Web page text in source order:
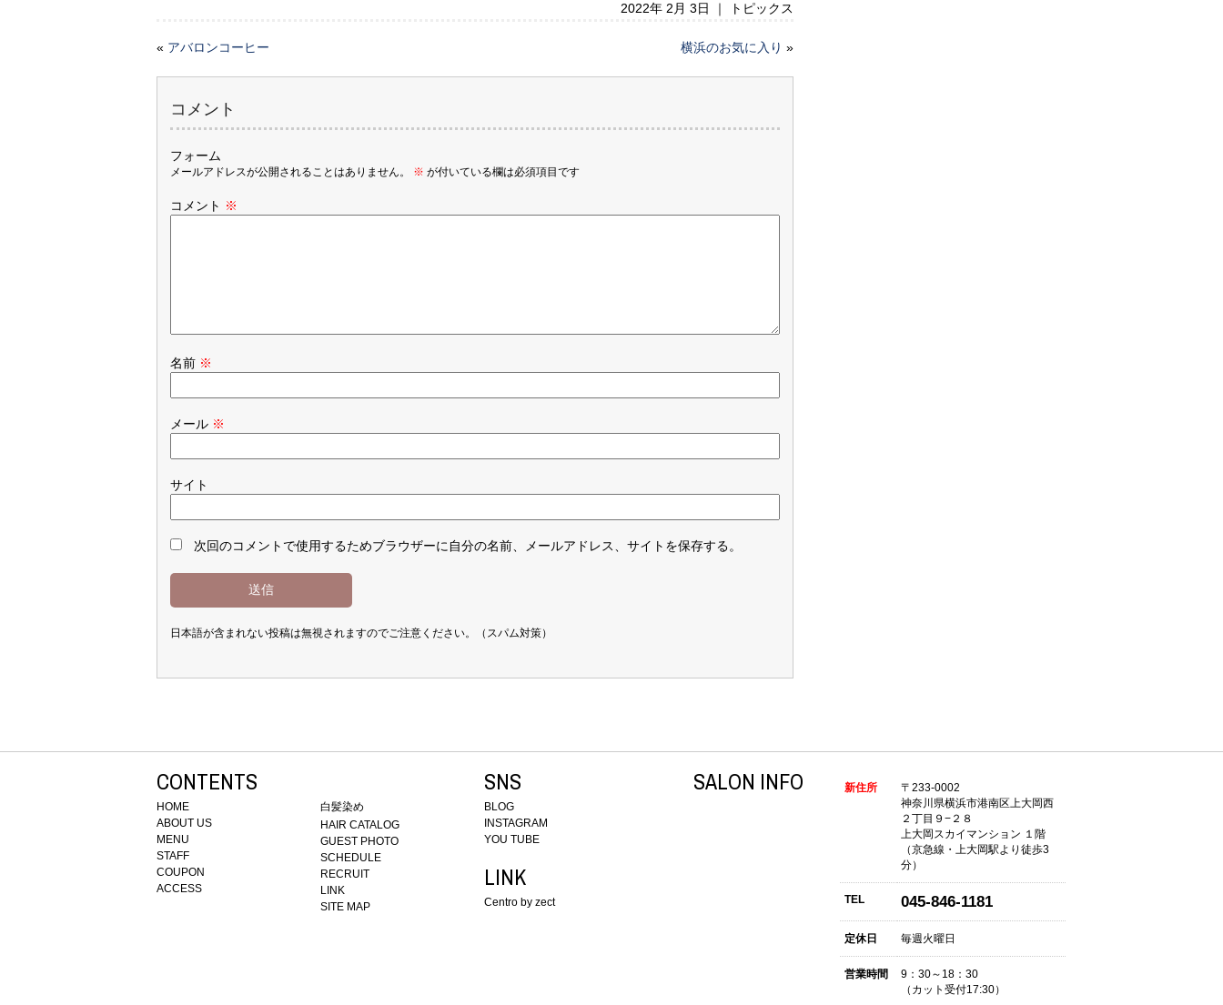
2022年 2月 3日 ｜ トピックス
« アバロンコーヒー 横浜のお気に入り »
コメント
フォーム
メールアドレスが公開されることはありません。 ※ が付いている欄は必須項目です
コメント ※
名前 ※
メール ※
サイト
次回のコメントで使用するためブラウザーに自分の名前、メールアドレス、サイトを保存する。
日本語が含まれない投稿は無視されますのでご注意ください。（スパム対策）
CONTENTS
HOME
ABOUT US
MENU
STAFF
COUPON
ACCESS
白髪染め
HAIR CATALOG
GUEST PHOTO
SCHEDULE
RECRUIT
LINK
SITE MAP
SNS
BLOG
INSTAGRAM
YOU TUBE
LINK
Centro by zect
SALON INFO 新住所
〒233-0002
神奈川県横浜市港南区上大岡西
２丁目９−２８
上大岡スカイマンション １階
（京急線・上大岡駅より徒歩3
分）
TEL 045-846-1181
定休日 毎週火曜日
営業時間
9：30～18：30
（カット受付17:30）